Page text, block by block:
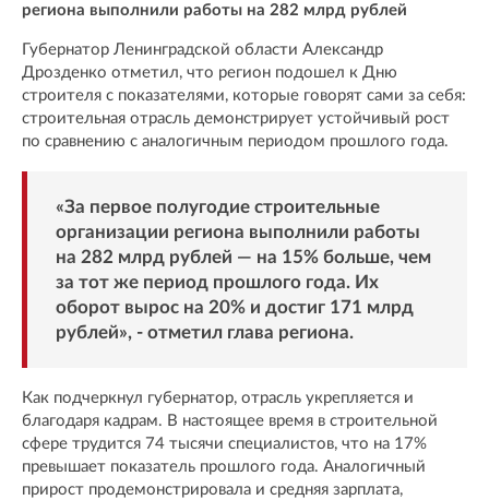
региона выполнили работы на 282 млрд рублей
Губернатор Ленинградской области Александр
Дрозденко отметил, что регион подошел к Дню
строителя с показателями, которые говорят сами за себя:
строительная отрасль демонстрирует устойчивый рост
по сравнению с аналогичным периодом прошлого года.
«За первое полугодие строительные
организации региона выполнили работы
на 282 млрд рублей — на 15% больше, чем
за тот же период прошлого года. Их
оборот вырос на 20% и достиг 171 млрд
рублей», - отметил глава региона.
Как подчеркнул губернатор, отрасль укрепляется и
благодаря кадрам. В настоящее время в строительной
сфере трудится 74 тысячи специалистов, что на 17%
превышает показатель прошлого года. Аналогичный
прирост продемонстрировала и средняя зарплата,